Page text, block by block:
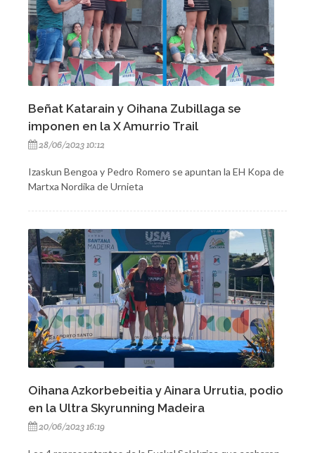
Beñat Katarain y Oihana Zubillaga se
imponen en la X Amurrio Trail
28/06/2023 10:12
Izaskun Bengoa y Pedro Romero se apuntan la EH Kopa de
Martxa Nordika de Urnieta
Oihana Azkorbebeitia y Ainara Urrutia, podio
en la Ultra Skyrunning Madeira
20/06/2023 16:19